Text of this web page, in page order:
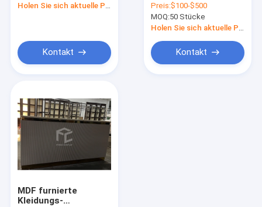
Taschen-Anzeigen-Regal
Rauch-Geschäfts-Möbel
Perücken-Einkommen
WeinVerkaufsmöbel
Museums-Anzeigenschaukasten
Kleiderschaufenster-
Kontakt
Schaufenster-Möbel-
Kleideranzeigen-
Hintergrund-Stand
Preis:$100-$500
MOQ:50 Stücke
Holen Sie sich aktuelle Preis
Kontakt
MDF furnierte
Kleidungs-